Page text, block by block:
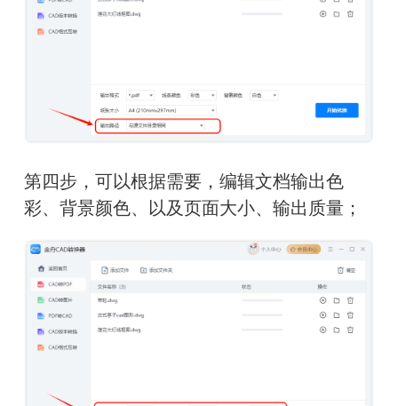
第四步，可以根据需要，编辑文档输出色
彩、背景颜色、以及页面大小、输出质量；